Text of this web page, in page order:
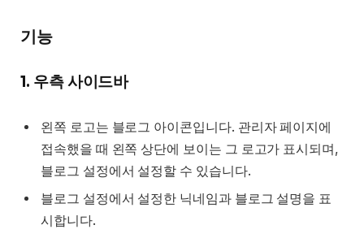
기능
1. 우측 사이드바
왼쪽 로고는 블로그 아이콘입니다. 관리자 페이지에
접속했을 때 왼쪽 상단에 보이는 그 로고가 표시되며,
블로그 설정에서 설정할 수 있습니다.
블로그 설정에서 설정한 닉네임과 블로그 설명을 표
시합니다.